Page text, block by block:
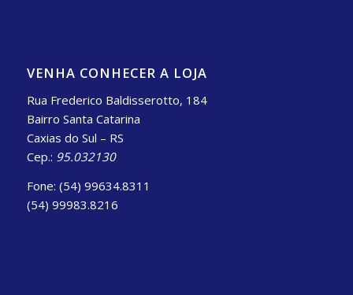
VENHA CONHECER A LOJA
Rua Frederico Baldisserotto, 184
Bairro Santa Catarina
Caxias do Sul – RS
Cep.: 95.032130
Fone: (54) 99634.8311
(54) 99983.8216